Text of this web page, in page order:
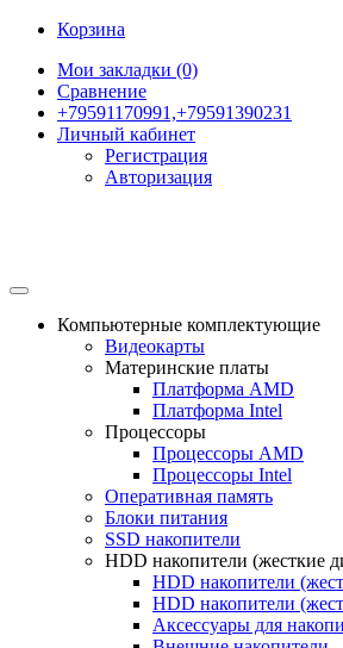
Корзина
Мои закладки (0)
Сравнение
+79591170991,+79591390231
Личный кабинет
Регистрация
Авторизация
Компьютерные комплектующие
Видеокарты
Материнские платы
Платформа AMD
Платформа Intel
Процессоры
Процессоры AMD
Процессоры Intel
Оперативная память
Блоки питания
SSD накопители
HDD накопители (жесткие
HDD накопители
HDD накопители
Аксессуары для